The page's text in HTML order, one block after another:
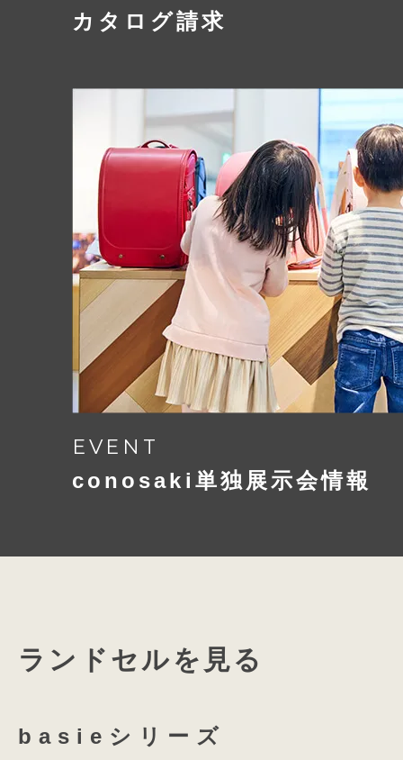
カタログ請求
EVENT
conosaki単独展示会情報
ランドセルを見る
basieシリーズ